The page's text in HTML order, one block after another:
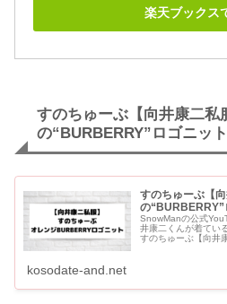
楽天ブックス
すのちゅーぶ【向井康二私
の“BURBERRY”ロゴニッ
すのちゅーぶ【
の
SnowManの公式
井康二くんが着てい
すのちゅーぶ【向井
kosodate-and.net